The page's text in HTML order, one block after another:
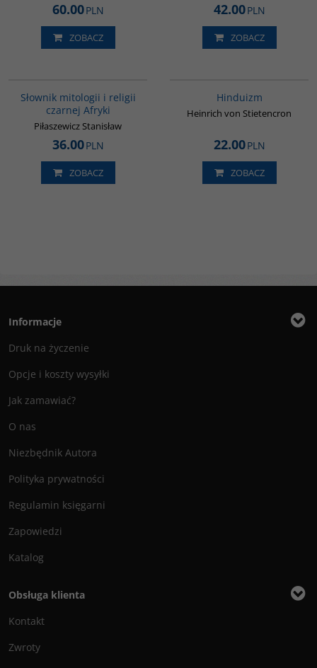
60.00PLN
ZOBACZ
42.00PLN
ZOBACZ
Słownik mitologii i religii
czarnej Afryki
Piłaszewicz Stanisław
36.00PLN
ZOBACZ
Hinduizm
Heinrich von Stietencron
22.00PLN
ZOBACZ
Informacje
Druk na życzenie
Opcje i koszty wysyłki
Jak zamawiać?
O nas
Niezbędnik Autora
Polityka prywatności
Regulamin księgarni
Zapowiedzi
Katalog
Obsługa klienta
Kontakt
Zwroty